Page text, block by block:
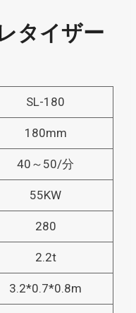
タイザー
SL-180
180mm
40～50/分
55KW
280
2.2t
3.2*0.7*0.8m